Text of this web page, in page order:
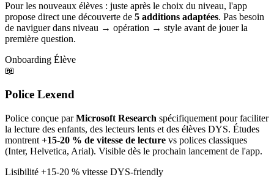
Pour les nouveaux élèves : juste après le choix du niveau, l'app
propose direct une découverte de 5 additions adaptées. Pas besoin
de naviguer dans niveau → opération → style avant de jouer la
première question.
Onboarding Élève
📖
Police Lexend
Police conçue parMicrosoft Research spécifiquement pour faciliter
la lecture des enfants, des lecteurs lents et des élèves DYS. Études
montrent +15-20 % de vitesse de lecture vs polices classiques
(Inter, Helvetica, Arial). Visible dès le prochain lancement de l'app.
Lisibilité +15-20 % vitesse DYS-friendly